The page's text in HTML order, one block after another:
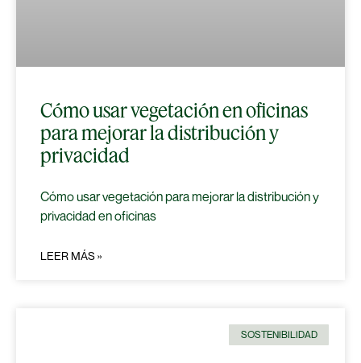
Cómo usar vegetación en oficinas
para mejorar la distribución y
privacidad
Cómo usar vegetación para mejorar la distribución y
privacidad en oficinas
LEER MÁS »
SOSTENIBILIDAD